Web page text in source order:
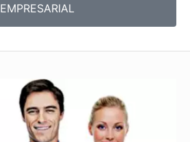
EMPRESARIAL